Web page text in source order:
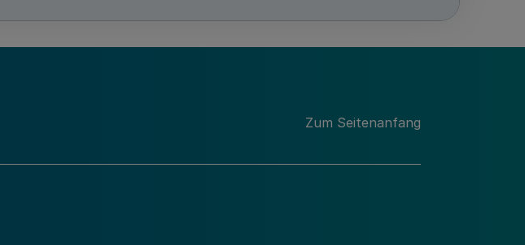
des Förderprogramms „Mittelstand Innovativ &
Zum Seitenanfang